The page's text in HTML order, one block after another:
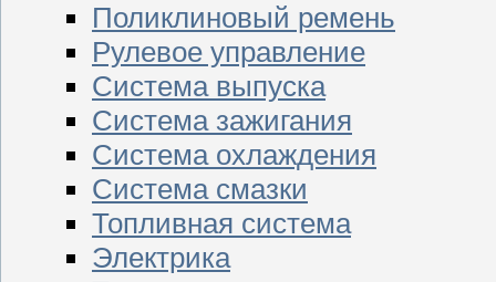
Поликлиновый ремень
Рулевое управление
Система выпуска
Система зажигания
Система охлаждения
Система смазки
Топливная система
Электрика